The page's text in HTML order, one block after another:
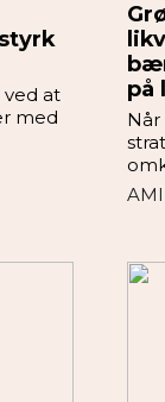
ved at
med
på